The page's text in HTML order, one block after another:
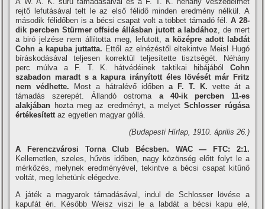
rejtő lefutásával telt le az első félidő minden eredmény nélkül. A
második félidőben is a bécsi csapat volt a többet támadó fél. A 28-
dik percben Stürmer offside állásban jutott a labdához , de mert
a biró jelzése nem állí­totta meg, lefutott, a középre adott labdát
Cohn a kapuba juttatta. Ettől az elnézéstől eltekintve Meisl Hugó
bí­ráskodásával teljesen korrektül teljesí­tette tisztségét. Néhány
perc múlva a F. T. K. hátvédéinek taktikai hibájából Cohn
szabadon maradt s a kapura irányí­tott éles lövését már Fritz
nem védhette. Most a hátralévő időben a F. T. K. vette át a
támadás szerepét. Állandó ostroma a 40-ik percben 11-es
alakjában hozta meg az eredményt, a melyetSchlosser rúgása
értékesí­tett az egyetlen magyar góllá.
(Budapesti Hí­rlap, 1910. április 26.)
A Ferenczvárosi Torna Club Bécsben. WAC — FTC: 2:1.
Kellemetlen, szeles, hűvös időben, nagy közönség előtt folyt le a
mérkőzés, melynek eredményével, tekintve a bécsi csapat kitűnő
voltát, meg lehetünk elégedve.
A játék a magyarok támadásával, indul de Schlosser lövése a
kapufát éri. Később Weisz viszi le a labdát a bécsi kapu elé,